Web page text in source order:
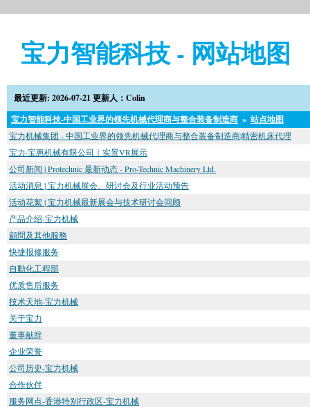
宝力智能科技 - 网站地图
最近更新: 2026-07-21 更新人：Colin
宝力智能科技-中国工业界的领先机械代理商与整合装备制造商 » 站点地图
宝力机械集团 - 中国工业界的领先机械代理商与整合装备制造商|精密机床代理
宝力·宝惠机械有限公司｜实景VR展示
公司新闻 | Protechnic 最新动态 - Pro-Technic Machinery Ltd.
活动消息 | 宝力机械展会、研讨会及行业活动预告
活动花絮 | 宝力机械最新展会与技术研讨会回顾
产品介绍-宝力机械
顧問及其他服務
快捷报修服务
自動化工程部
优质售后服务
技术天地-宝力机械
关于宝力
董事献辞
企业荣誉
公司历史-宝力机械
合作伙伴
服务网点-香港特别行政区-宝力机械